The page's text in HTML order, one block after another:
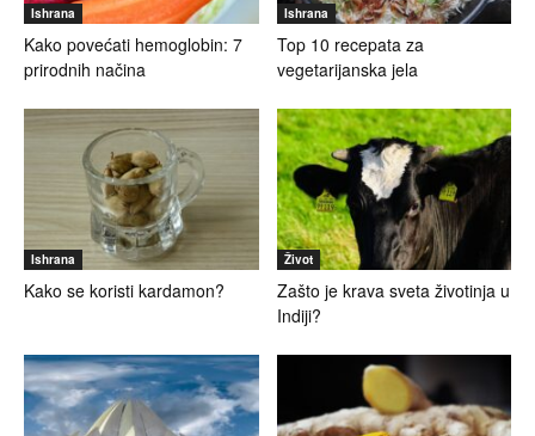
Ishrana
Kako povećati hemoglobin: 7
prirodnih načina
Ishrana
Top 10 recepata za
vegetarijanska jela
Ishrana
Kako se koristi kardamon?
Život
Zašto je krava sveta životinja u
Indiji?